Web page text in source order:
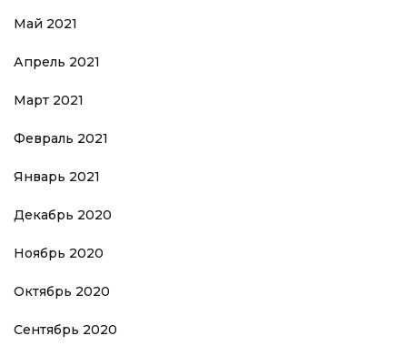
Май 2021
Апрель 2021
Март 2021
Февраль 2021
Январь 2021
Декабрь 2020
Ноябрь 2020
Октябрь 2020
Сентябрь 2020